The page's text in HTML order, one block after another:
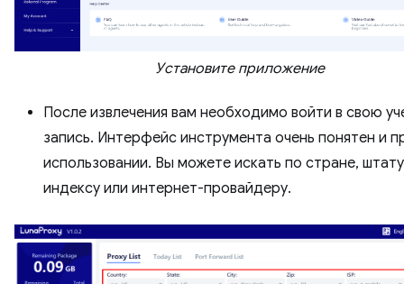
Установите приложение
После извлечения вам необходимо войти в свою
запись. Интерфейс инструмента очень понятен и
использовании. Вы можете искать по стране,
индексу или интернет-провайдеру.